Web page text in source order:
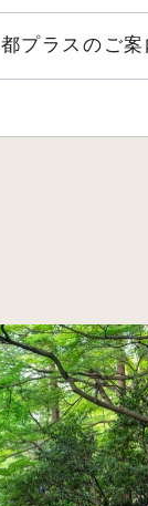
都プラスのご案